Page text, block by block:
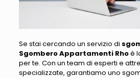
Se stai cercando un servizio di
Sgombero Appartamenti Rhoè
per te. Con un team di esperti e
specializzate, garantiamo uno